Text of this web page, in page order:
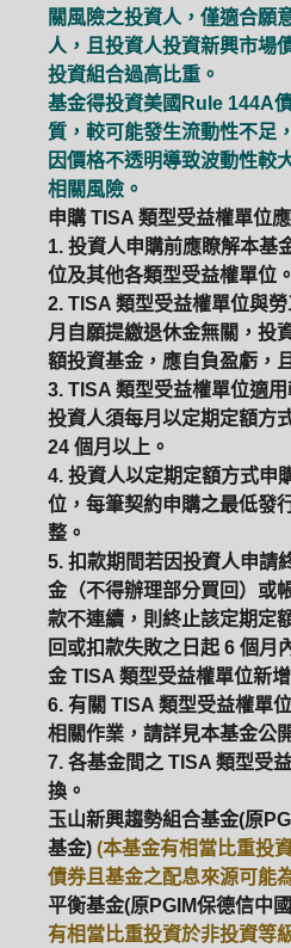
關風險之投資人，僅適合願
人，且投資人投資新興市場
投資組合過高比重。
基金得投資美國Rule 144A
質，較可能發生流動性不足
因價格不透明導致波動性較
相關風險。
申購 TISA 類型受益權單位
1. 投資人申購前應瞭解本基
位及其他各類型受益權單位。
2. TISA 類型受益權單位與
月自願提繳退休金無關，投
額投資基金，應自負盈虧，
3. TISA 類型受益權單位適
投資人須每月以定期定額方
24 個月以上。
4. 投資人以定期定額方式申
位，每筆契約申購之最低發
整。
5. 扣款期間若因投資人申請
金（不得辦理部分買回）或
款不連續，則終止該定期定
回或扣款失敗之日起 6 個月
金 TISA 類型受益權單位新
6. 有關 TISA 類型受益權單
相關作業，請詳見本基金公
7. 各基金間之 TISA 類型受
換。
玉山新興趨勢組合基金(原
基金) (本基金有相當比重投
債券且基金之配息來源可能
平衡基金(原PGIM保德信中
有相當比重投資於非投資等